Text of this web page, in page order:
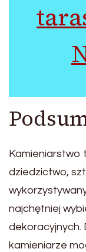
Kamieniarstwo
dziedzictwo,
najchętniej
dekoracyjnych.
kamieniarze